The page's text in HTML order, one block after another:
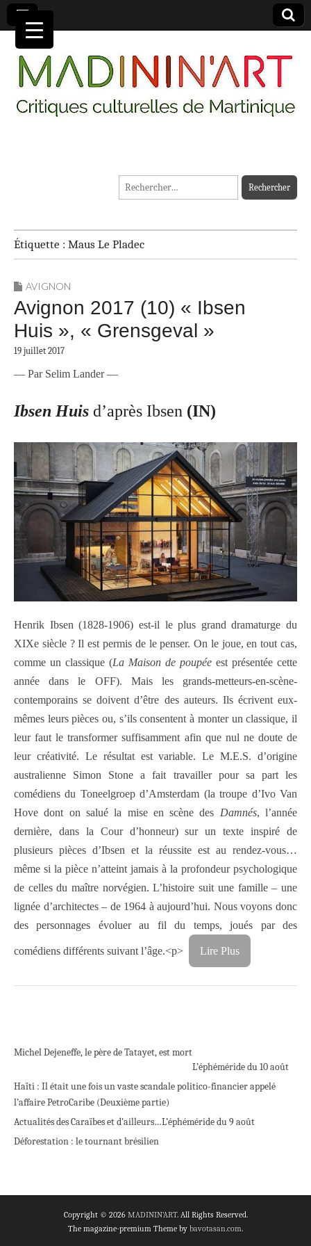
MADININ'ART
Rechercher :
Étiquette : Maus Le Pladec
AVIGNON
Avignon 2017 (10) « Ibsen
Huis », « Grensgeval »
19 juillet 2017
— Par Selim Lander —
Ibsen Huis d’après Ibsen (IN)
Henrik Ibsen (1828-1906) est-il le plus grand dramaturge du
XIXe siècle ? Il est permis de le penser. On le joue, en tout cas,
comme un classique (La Maison de poupée est présentée cette
année dans le OFF). Mais les grands-metteurs-en-scène-
contemporains se doivent d’être des auteurs. Ils écrivent eux-
mêmes leurs pièces ou, s’ils consentent à monter un classique, il
leur faut le transformer suffisamment afin que nul ne doute de
leur créativité. Le résultat est variable. Le M.E.S. d’origine
australienne Simon Stone a fait travailler pour sa part les
comédiens du Toneelgroep d’Amsterdam (la troupe d’Ivo Van
Hove dont on salué la mise en scène des Damnés, l’année
dernière, dans la Cour d’honneur) sur un texte inspiré de
plusieurs pièces d’Ibsen et la réussite est au rendez-vous…
même si la pièce n’atteint jamais à la profondeur psychologique
de celles du maître norvégien. L’histoire suit une famille – une
lignée d’architectes – de 1964 à aujourd’hui. Nous voyons donc
des personnages évoluer au fil du temps, joués par des
comédiens différents suivant l’âge.<p> Lire Plus
Michel Dejeneffe, le père de Tatayet, est mort
L’éphéméride du 10 août
Haïti : Il était une fois un vaste scandale politico-financier appelé
l’affaire PetroCaribe (Deuxième partie)
Actualités des Caraïbes et d’ailleurs…L’éphéméride du 9 août
Déforestation : le tournant brésilien
Copyright © 2026 MADININ'ART. All Rights Reserved.
The magazine-premium Theme by bavotasan.com.